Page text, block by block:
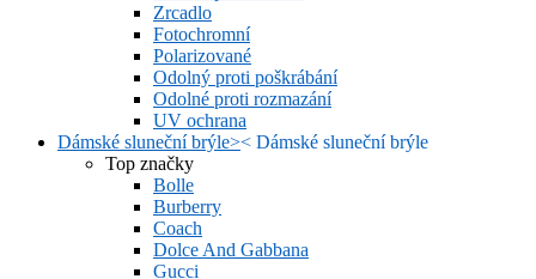
Zrcadlo
Fotochromní
Polarizované
Odolný proti poškrábání
Odolné proti rozmazání
UV ochrana
Dámské sluneční brýle>< Dámské sluneční brýle
Top značky
Bolle
Burberry
Coach
Dolce And Gabbana
Gucci